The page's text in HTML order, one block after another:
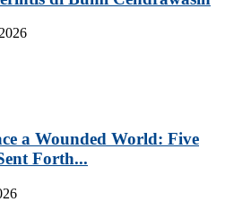
a Wounded World: Five
Forth...